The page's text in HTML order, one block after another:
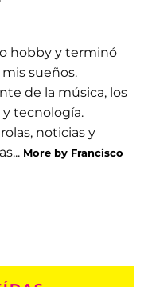
hobby y terminó
sueños.
de la música, los
tecnología.
noticias y
More by Francisco